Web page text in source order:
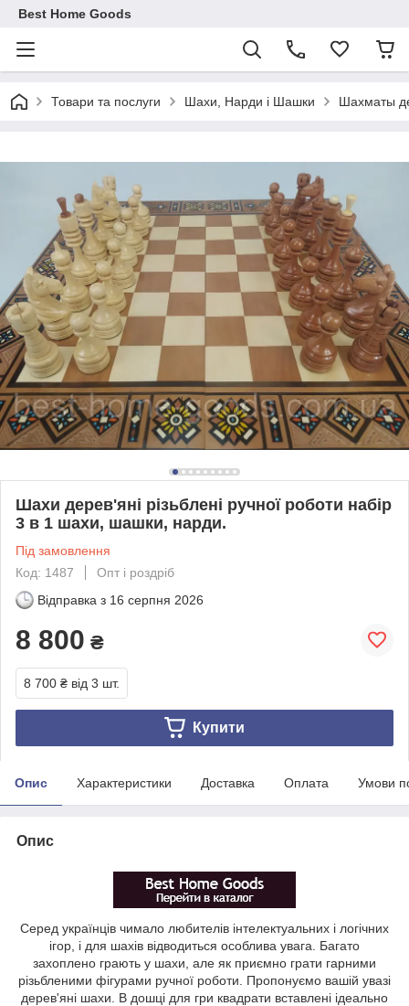
Best Home Goods
Товари та послуги Шахи, Нарди і Шашки Шахматы
Шахи дерев'яні різьблені ручної роботи набір
3 в 1 шахи, шашки, нарди.
Під замовлення
Код: 1487
Опт і роздріб
Відправка з 16 серпня 2026
8 800 ₴
8 700 ₴ від 3 шт.
Купити
Опис Характеристики Доставка Оплата Умови
Опис
Серед українців чимало любителів інтелектуальних і логічних
ігор, і для шахів відводиться особлива увага. Багато
захоплено грають у шахи, але як приємно грати гарними
різьбленими фігурами ручної роботи. Пропонуємо вашій увазі
дерев'яні шахи. В дошці для гри квадрати вставлені ідеально